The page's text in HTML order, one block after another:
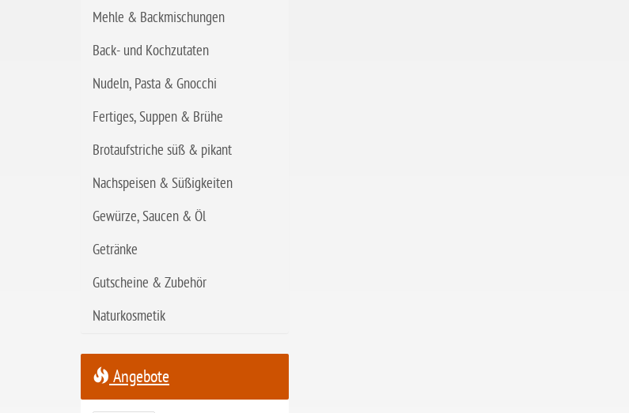
ohne Erdnüsse
eiweißarm / PKU
ohne Mandeln
ohne Sesam
ohne Lupinen
Mehle & Backmischungen
Back- und Kochzutaten
Nudeln, Pasta & Gnocchi
Fertiges, Suppen & Brühe
Brotaufstriche süß & pikant
Nachspeisen & Süßigkeiten
Gewürze, Saucen & Öl
Getränke
Gutscheine & Zubehör
Naturkosmetik
Angebote